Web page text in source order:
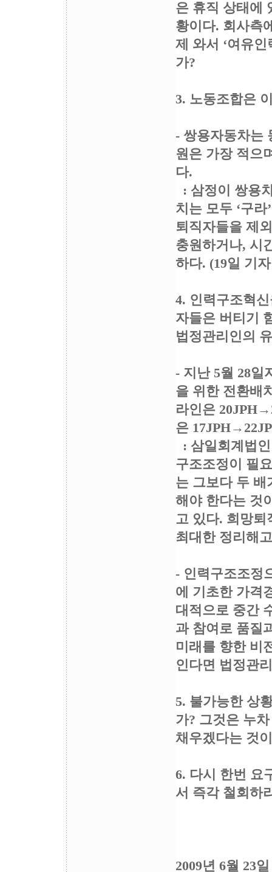
은 휴직 상태에
황이다. 회사측
제 와서 ‘여유
가?
3. 노동조합은
- 쌍용자동차는
원은 가장 적으
다.
: 삼정이 쌍용
치는 모두 ‘구
퇴직자들을 제
충원하거나, 시
하다. (19일 기
4. 인력구조혁
자들은 버티기
법정관리인의
- 지난 5월 28일
을 위한 전환배
라인은
은
: 삼일회계법
구조조정이 필
는 그보다 두 배
해야 한다는 것
고 있다. 희망퇴
최대한 정리해
- 인력구조조정
에 기초한 가격
대적으로 중간
과 참여로 품질
미래를 향한 비
인다면 법정관
5. 불가능한 상
가? 그것은 누
채우겠다는 것
6. 다시 한번 요
서 즉각 철회하
2009년 6월 23일